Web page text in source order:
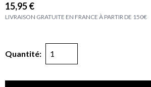
15,95 €
LIVRAISON GRATUITE EN FRANCE À PARTIR DE 150€
Quantité: